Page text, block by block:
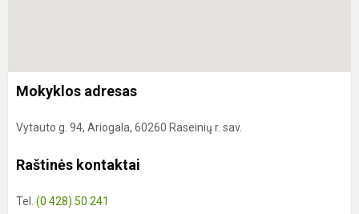
Mokyklos adresas
Vytauto g. 94, Ariogala, 60260 Raseinių r. sav.
Raštinės kontaktai
Tel. (0 428) 50 241